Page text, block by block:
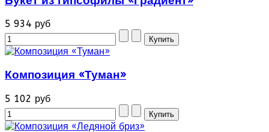
5 934 руб
Композиция «Туман»
5 102 руб